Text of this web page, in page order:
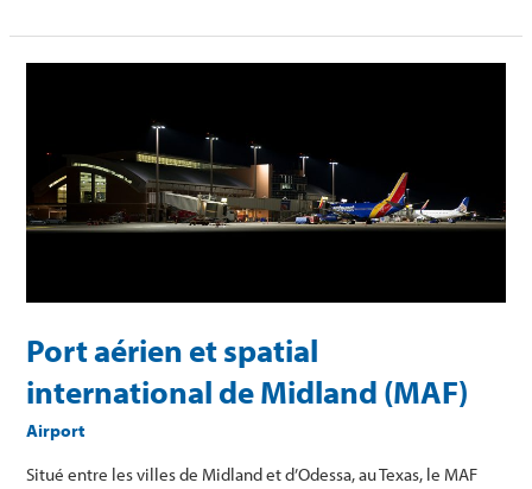
Port aérien et spatial
international de Midland (MAF)
Airport
Situé entre les villes de Midland et d’Odessa, au Texas, le MAF
spatial
international
de